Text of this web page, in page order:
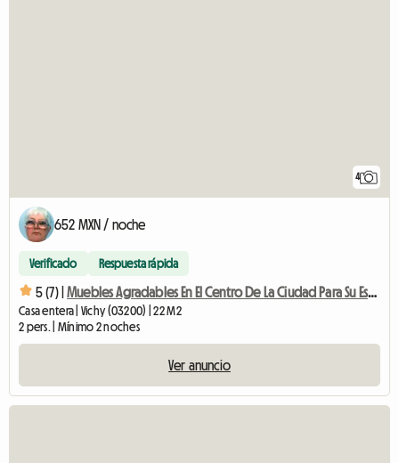
4
652 MXN / noche
Verificado Respuesta rápida
5 (7) | Muebles Agradables En El Centro De La Ciudad Para Su Estancia En Vichy
Casa entera | Vichy (03200) | 22 M2
2 pers. | Mínimo 2 noches
Ver anuncio